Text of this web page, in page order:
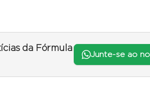
da Fórmula
Junte-se ao